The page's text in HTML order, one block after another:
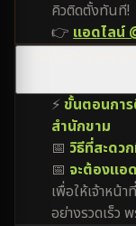
คิวติดตั้งทันที!
👉 แอดไลน์
⚡ ขั้นตอนการ
สำนักขาม
📅 วิธีที่สะดว
📅 จะต้องแอ
เพื่อให้เจ้าหน้
อย่างรวดเร็ว